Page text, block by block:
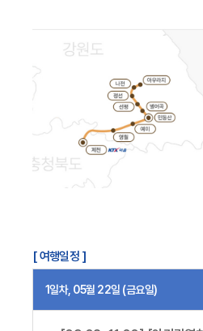
[ 여행일정 ]
1일차, 05월 22일 (금요일)